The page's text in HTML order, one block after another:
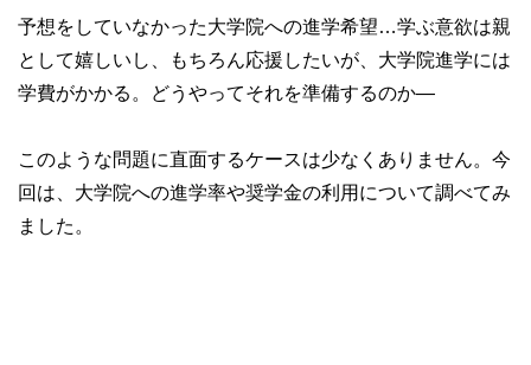
予想をしていなかった大学院への進学希望…学ぶ意欲は親
として嬉しいし、もちろん応援したいが、大学院進学には
学費がかかる。どうやってそれを準備するのか―
このような問題に直面するケースは少なくありません。今
回は、大学院への進学率や奨学金の利用について調べてみ
ました。